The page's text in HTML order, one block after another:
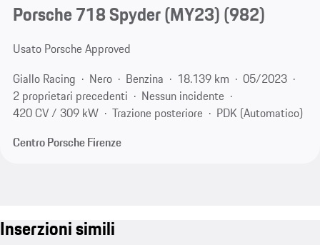
Porsche 718 Spyder (MY23)(982)
Usato Porsche Approved
Giallo Racing
Nero Benzina 18.139 km
05/2023
2 proprietari precedenti
Nessun incidente
420 CV / 309 kW
Trazione posteriore
PDK (Automatico)
Centro Porsche Firenze
Inserzioni simili